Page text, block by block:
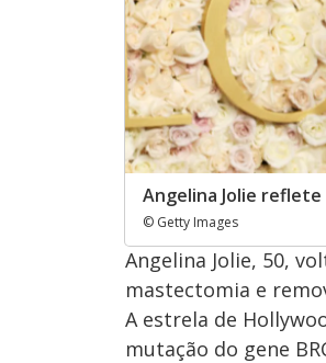
Angelina Jolie
© Getty Images
Angelina Jolie, 50,
mastectomia e
A estrela de
mutação do gene